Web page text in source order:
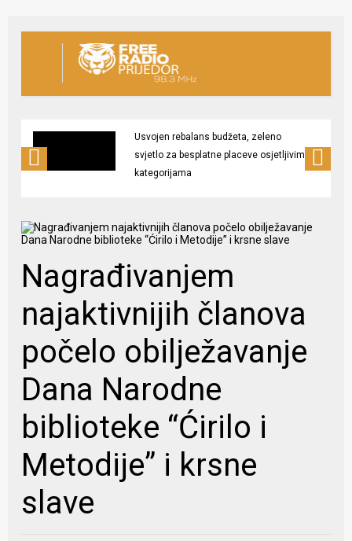
Usvojen rebalans budžeta, zeleno
svjetlo za besplatne placeve osjetljivim
kategorijama
Nagrađivanjem
najaktivnijih članova
počelo obilježavanje
Dana Narodne
biblioteke “Ćirilo i
Metodije” i krsne
slave